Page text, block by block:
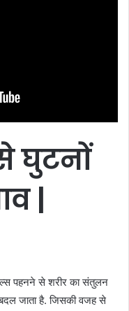
घुटनों
|
पहनने से शरीर का संतुलन
जाता है. जिसकी वजह से